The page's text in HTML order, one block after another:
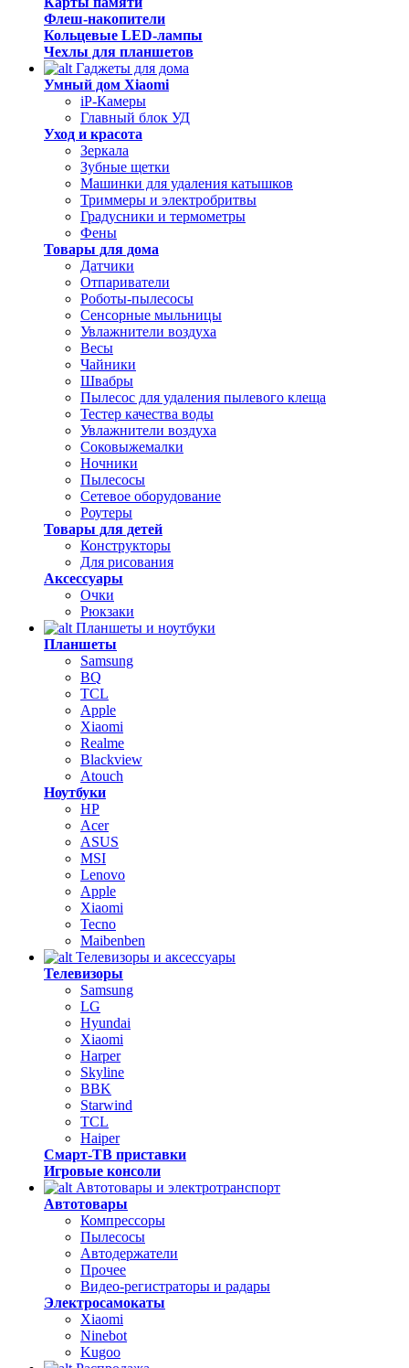
Флеш-накопители
Кольцевые LED-лампы
Чехлы для планшетов
Гаджеты для дома
Умный дом Xiaomi
iP-Камеры
Главный блок УД
Уход и красота
Зеркала
Зубные щетки
Машинки для удаления катышков
Триммеры и электробритвы
Градусники и термометры
Фены
Товары для дома
Датчики
Отпариватели
Роботы-пылесосы
Сенсорные мыльницы
Увлажнители воздуха
Весы
Чайники
Швабры
Пылесос для удаления пылевого клеща
Тестер качества воды
Увлажнители воздуха
Соковыжемалки
Ночники
Пылесосы
Сетевое оборудование
Роутеры
Товары для детей
Конструкторы
Для рисования
Аксессуары
Очки
Рюкзаки
Планшеты и ноутбуки
Планшеты
Samsung
BQ
TCL
Apple
Xiaomi
Realme
Blackview
Atouch
Ноутбуки
HP
Acer
ASUS
MSI
Lenovo
Apple
Xiaomi
Tecno
Maibenben
Телевизоры и аксессуары
Телевизоры
Samsung
LG
Hyundai
Xiaomi
Harper
Skyline
BBK
Starwind
TCL
Haiper
Смарт-ТВ приставки
Игровые консоли
Автотовары и электротранспорт
Автотовары
Компрессоры
Пылесосы
Автодержатели
Прочее
Видео-регистраторы и радары
Электросамокаты
Xiaomi
Ninebot
Kugoo